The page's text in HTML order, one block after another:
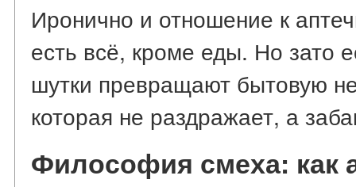
Иронично и отношение к
есть всё, кроме еды. Но зато
шутки превращают бытовую
которая не раздражает, а
Философия смеха: как